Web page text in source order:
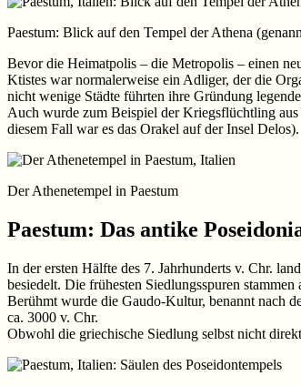
Paestum: Blick auf den Tempel der Athena
Bevor die Heimatpolis – die Metropolis – einen
Ktistes war normalerweise ein Adliger, der die
nicht wenige Städte führten ihre Gründung
Auch wurde zum Beispiel der Kriegsflüchtling
diesem Fall war es das Orakel auf der Insel Delos).
Der Athenetempel in Paestum
Paestum: Das antike
In der ersten Hälfte des 7. Jahrhunderts v. Chr.
besiedelt. Die frühesten Siedlungsspuren
Berühmt wurde die Gaudo-Kultur, benannt nach
ca. 3000 v. Chr.
Obwohl die griechische Siedlung selbst nicht